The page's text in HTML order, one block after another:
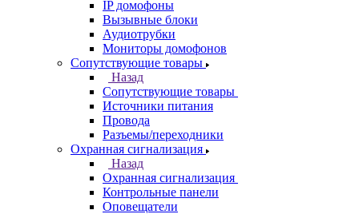
IP домофоны
Вызывные блоки
Аудиотрубки
Мониторы домофонов
Сопутствующие товары
Назад
Сопутствующие товары
Источники питания
Провода
Разъемы/переходники
Охранная сигнализация
Назад
Охранная сигнализация
Контрольные панели
Оповещатели